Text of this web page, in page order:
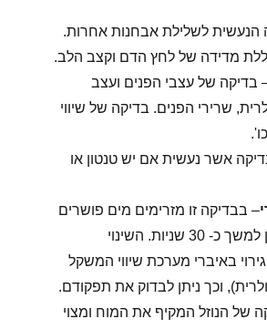
הנעשית לשלילת אבחנות אחרות.
מדידה של לחץ הדם וקצב הלב.
בדיקה של עצבי הפנים ועצב
שרירי הפנים. בדיקה של שיווי
אשר נעשית אם יש טנטון או
– בבדיקה זו מזרימים מים פושרים
או קרים לתוך האוזן למשך כ- 30 שניות. השינוי
באיברי מערכת שיווי המשקל
וכך ניתן לבדוק את תפקודם.
של הנוזל המקיף את המוח ומצוי